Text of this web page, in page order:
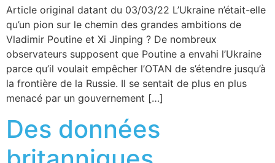
Article original datant du 03/03/22 L’Ukraine n’était-elle
qu’un pion sur le chemin des grandes ambitions de
Vladimir Poutine et Xi Jinping ? De nombreux
observateurs supposent que Poutine a envahi l’Ukraine
parce qu’il voulait empêcher l’OTAN de s’étendre jusqu’à
la frontière de la Russie. Il se sentait de plus en plus
menacé par un gouvernement […]
Des données